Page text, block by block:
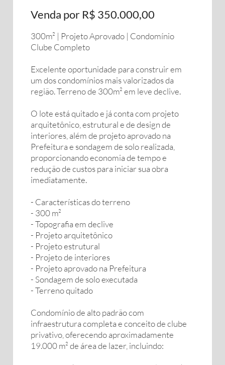
Venda por R$ 350.000,00
300m² | Projeto Aprovado | Condomínio
Clube Completo
Excelente oportunidade para construir em
um dos condomínios mais valorizados da
região. Terreno de 300m² em leve declive.
O lote está quitado e já conta com projeto
arquitetônico, estrutural e de design de
interiores, além de projeto aprovado na
Prefeitura e sondagem de solo realizada,
proporcionando economia de tempo e
redução de custos para iniciar sua obra
imediatamente.
- Características do terreno
- 300 m²
- Topografia em declive
- Projeto arquitetônico
- Projeto estrutural
- Projeto de interiores
- Projeto aprovado na Prefeitura
- Sondagem de solo executada
- Terreno quitado
Condomínio de alto padrão com
infraestrutura completa e conceito de clube
privativo, oferecendo aproximadamente
19.000 m² de área de lazer, incluindo: